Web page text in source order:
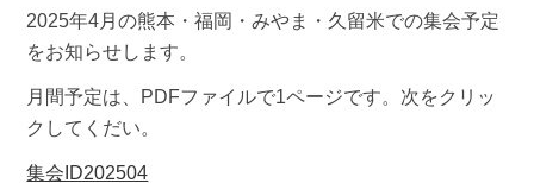
2025年4月の熊本・福岡・みやま・久留米での集会予定
をお知らせします。
月間予定は、PDFファイルで1ページです。次をクリッ
クしてくだい。
集会ID202504